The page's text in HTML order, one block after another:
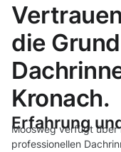
die
Kronach.
Erfahrung
Moosweg verfügt über
professionellen